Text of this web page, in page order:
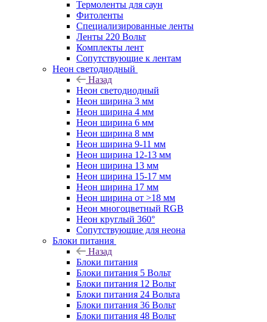
Термоленты для саун
Фитоленты
Специализированные ленты
Ленты 220 Вольт
Комплекты лент
Сопутствующие к лентам
Неон светодиодный
Назад
Неон светодиодный
Неон ширина 3 мм
Неон ширина 4 мм
Неон ширина 6 мм
Неон ширина 8 мм
Неон ширина 9-11 мм
Неон ширина 12-13 мм
Неон ширина 13 мм
Неон ширина 15-17 мм
Неон ширина 17 мм
Неон ширина от >18 мм
Неон многоцветный RGB
Неон круглый 360°
Сопутствующие для неона
Блоки питания
Назад
Блоки питания
Блоки питания 5 Вольт
Блоки питания 12 Вольт
Блоки питания 24 Вольта
Блоки питания 36 Вольт
Блоки питания 48 Вольт